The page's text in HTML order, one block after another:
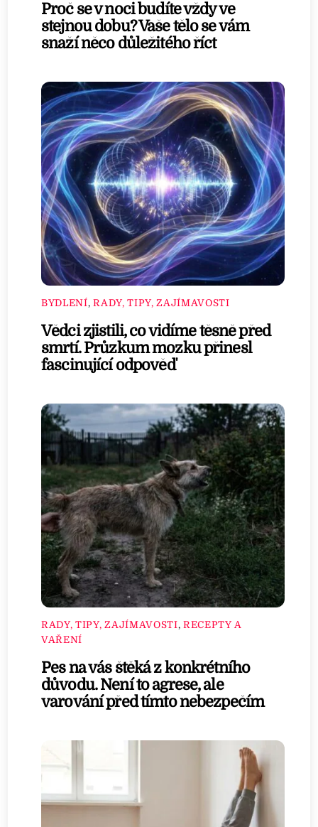
Proč se v noci budíte vždy ve
stejnou dobu? Vaše tělo se vám
snaží něco důležitého říct
BYDLENÍ,RADY, TIPY, ZAJÍMAVOSTI
Vědci zjistili, co vidíme těsně před
smrtí. Průzkum mozku přinesl
fascinující odpověď
RADY, TIPY, ZAJÍMAVOSTI, RECEPTY A
VAŘENÍ
Pes na vás štěká z konkrétního
důvodu. Není to agrese, ale
varování před tímto nebezpečím